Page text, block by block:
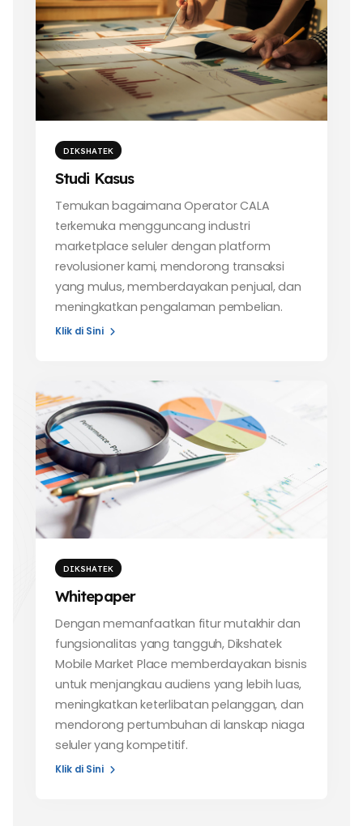
DIKSHATEK
Studi Kasus
Temukan bagaimana Operator CALA
terkemuka mengguncang industri
marketplace seluler dengan platform
revolusioner kami, mendorong transaksi
yang mulus, memberdayakan penjual, dan
meningkatkan pengalaman pembelian.
Klik di Sini
DIKSHATEK
Whitepaper
Dengan memanfaatkan fitur mutakhir dan
fungsionalitas yang tangguh, Dikshatek
Mobile Market Place memberdayakan bisnis
untuk menjangkau audiens yang lebih luas,
meningkatkan keterlibatan pelanggan, dan
mendorong pertumbuhan di lanskap niaga
seluler yang kompetitif.
Klik di Sini